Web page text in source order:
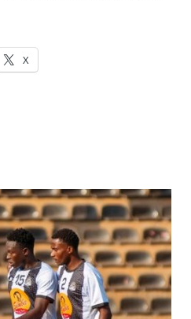
X